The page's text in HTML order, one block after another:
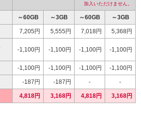
加入いただけません。
～60GB ～3GB ～60GB ～3GB
7,205円 5,555円 7,018円 5,368円
-1,100円 -1,100円 -1,100円 -1,100円
-1,100円 -1,100円 -1,100円 -1,100円
-187円 -187円 - -
4,818円 3,168円 4,818円 3,168円